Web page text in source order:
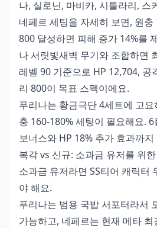
나, 실로닌, 마비카, 시틀라리, 스
네페르 세팅을 자세히 보면, 원
800 달성하면 피해 증가 14%를
나 서릿빛새벽 무기와 조합하면
레벨 90 기준으로 HP 12,704, 공
리 800이 목표 스펙이에요.
푸리나는 황금극단 4세트에 고
충 160-180% 세팅이 필요해요.
보너스와 HP 18% 추가 효과까
복각 vs 신규: 소과금 유저를 위
소과금 유저라면 SS티어 캐릭터
야 해요.
푸리나는 범용 국밥 서포터라서
가능하고, 네페르는 현재 메타